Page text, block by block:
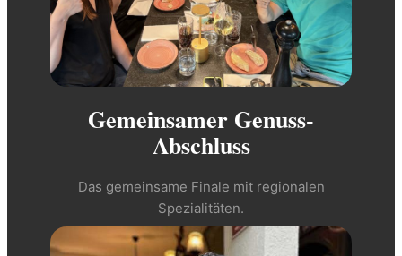
Gemeinsamer Genuss-
Abschluss
Das gemeinsame Finale mit regionalen
Spezialitäten.